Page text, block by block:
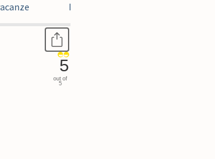
Recensioni
5
out of
5